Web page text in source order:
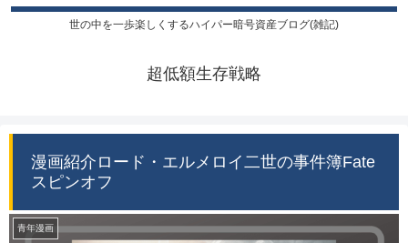
世の中を一歩楽しくするハイパー暗号資産ブログ(雑記)
超低額生存戦略
漫画紹介ロード・エルメロイ二世の事件簿Fate
スピンオフ
青年漫画